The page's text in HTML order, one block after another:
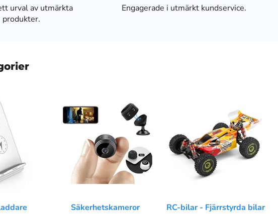
urval av utmärkta
produkter.
Engagerade i utmärkt kundservice.
Säkerhetskameror RC-bilar - Fjärrstyrda bilar